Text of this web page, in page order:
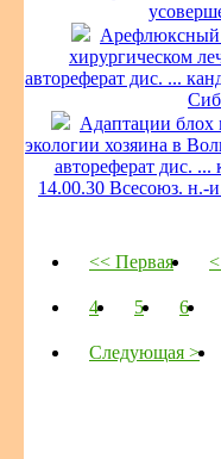
Арефлюксный
хирургическом
автореферат дис. ...
Адаптации блох
экологии хозяина в
автореферат дис. ...
14.00.30 Всесоюз.
<< Первая
4 5 6
Следующая >